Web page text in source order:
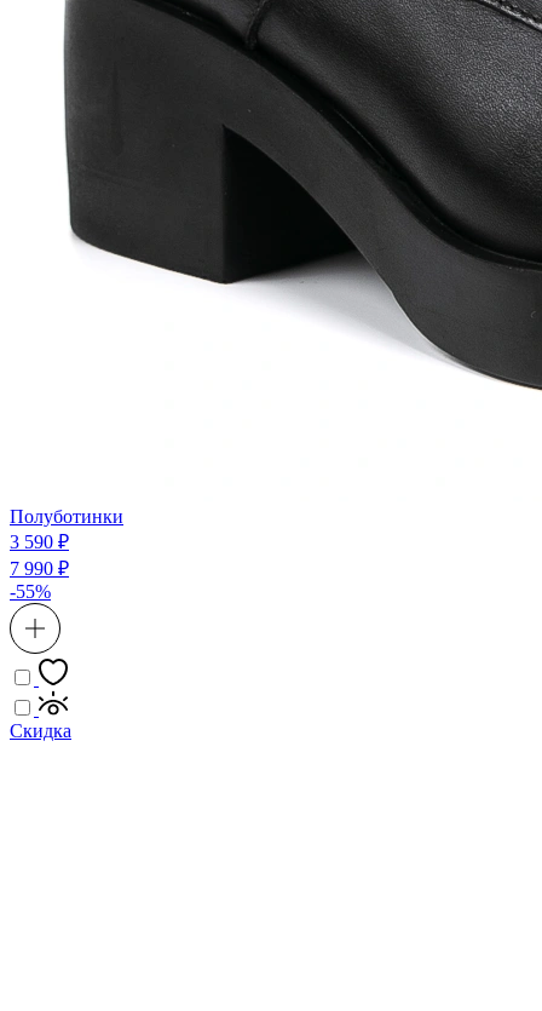
Полуботинки
3 590 ₽
7 990 ₽
-55%
Скидка